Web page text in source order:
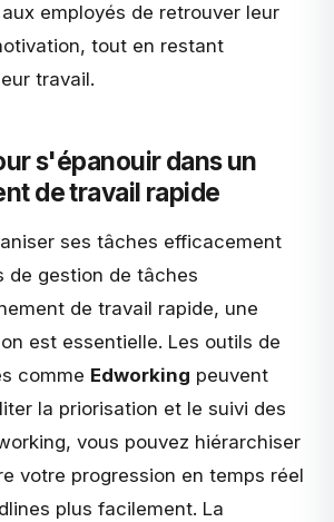
employés de retrouver leur
tout en restant
travail.
s'épanouir dans un
de travail rapide
ses tâches efficacement
de gestion de tâches
de travail rapide, une
est essentielle. Les outils de
comme Edworking peuvent
la priorisation et le suivi des
vous pouvez hiérarchiser
votre progression en temps réel
plus facilement. La